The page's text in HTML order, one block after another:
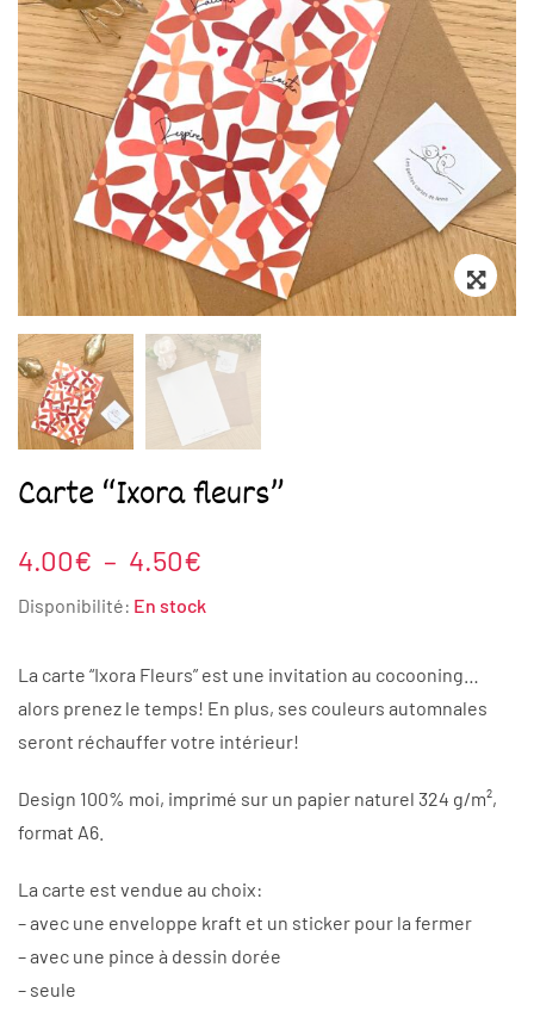
Carte “Ixora fleurs”
4.00€ – 4.50€
à
4.50€
Disponibilité: En stock
La carte “Ixora Fleurs” est une invitation au cocooning…
alors prenez le temps! En plus, ses couleurs automnales
seront réchauffer votre intérieur!
Design 100% moi, imprimé sur un papier naturel 324 g/m²,
format A6.
La carte est vendue au choix:
– avec une enveloppe kraft et un sticker pour la fermer
– avec une pince à dessin dorée
– seule